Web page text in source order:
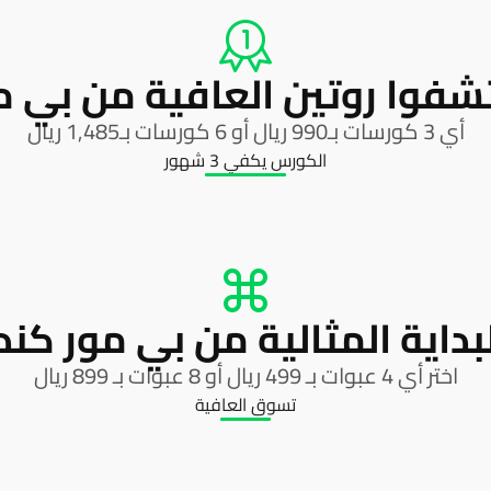
روتين العافية من بي أي 3 كورسات بـ990 ريال أو 6 كورسات بـ1,485 ريال
الكورس يكفي 3 شهور
المثالية من بي مور اختر أي 4 عبوات بـ 499 ريال أو 8 عبوات بـ 899 ريال
تسوق العافية